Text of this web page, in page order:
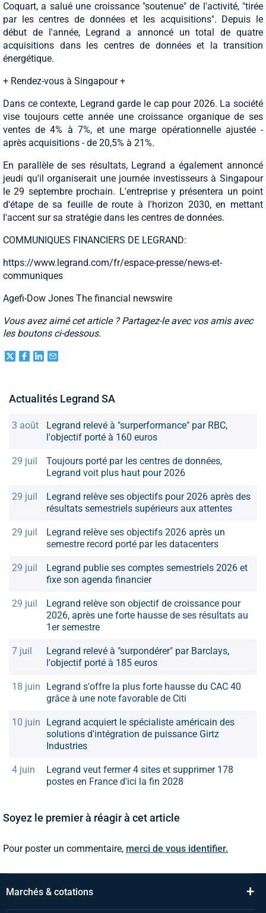
Coquart, a salué une croissance "soutenue" de l'activité, "tirée
par les centres de données et les acquisitions". Depuis le
début de l'année, Legrand a annoncé un total de quatre
acquisitions dans les centres de données et la transition
énergétique.
+ Rendez-vous à Singapour +
Dans ce contexte, Legrand garde le cap pour 2026. La société
vise toujours cette année une croissance organique de ses
ventes de 4% à 7%, et une marge opérationnelle ajustée -
après acquisitions - de 20,5% à 21%.
En parallèle de ses résultats, Legrand a également annoncé
jeudi qu'il organiserait une journée investisseurs à Singapour
le 29 septembre prochain. L'entreprise y présentera un point
d'étape de sa feuille de route à l'horizon 2030, en mettant
l'accent sur sa stratégie dans les centres de données.
COMMUNIQUES FINANCIERS DE LEGRAND:
https://www.legrand.com/fr/espace-presse/news-et-
communiques
Agefi-Dow Jones The financial newswire
Vous avez aimé cet article ? Partagez-le avec vos amis avec
les boutons ci-dessous.
Actualités Legrand SA
3 août
Legrand relevé à "surperformance" par RBC,
l'objectif porté à 160 euros
29 juil
Toujours porté par les centres de données,
Legrand voit plus haut pour 2026
29 juil
Legrand relève ses objectifs pour 2026 après des
résultats semestriels supérieurs aux attentes
29 juil
Legrand relève ses objectifs 2026 après un
semestre record porté par les datacenters
29 juil
Legrand publie ses comptes semestriels 2026 et
fixe son agenda financier
29 juil
Legrand relève son objectif de croissance pour
2026, après une forte hausse de ses résultats au
1er semestre
7 juil
Legrand relevé à "surpondérer" par Barclays,
l'objectif porté à 185 euros
18 juin
Legrand s'offre la plus forte hausse du CAC 40
grâce à une note favorable de Citi
10 juin
Legrand acquiert le spécialiste américain des
solutions d'intégration de puissance Girtz
Industries
4 juin
Legrand veut fermer 4 sites et supprimer 178
postes en France d'ici la fin 2028
Soyez le premier à réagir à cet article
Pour poster un commentaire, merci de vous identifier.
Marchés & cotations +